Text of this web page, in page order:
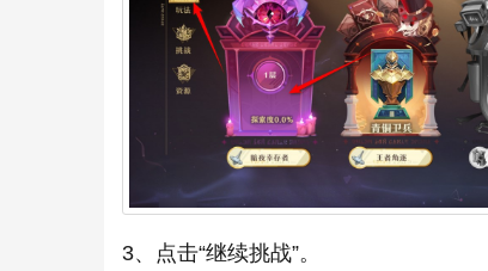
3、点击“继续挑战”。